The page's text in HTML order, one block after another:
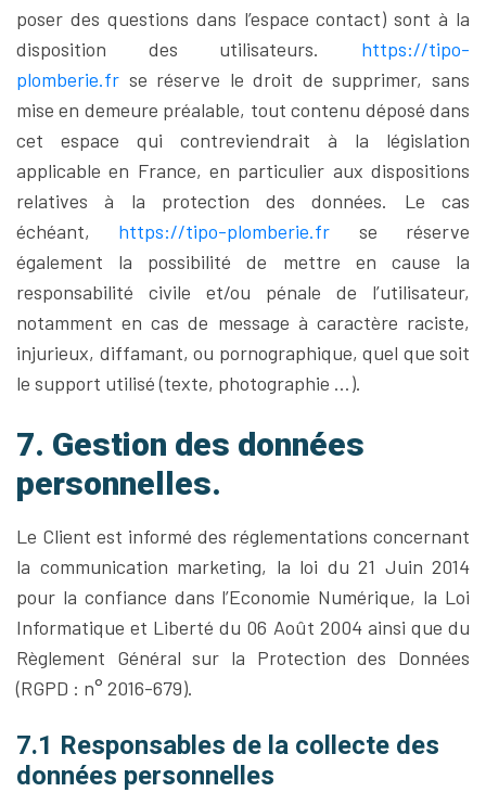
poser des questions dans l’espace contact) sont à la
disposition des utilisateurs.
https://tipo-
plomberie.fr se réserve le droit de supprimer, sans
mise en demeure préalable, tout contenu déposé dans
cet espace qui contreviendrait à la législation
applicable en France, en particulier aux dispositions
relatives à la protection des données. Le cas
échéant,
https://tipo-plomberie.fr
se réserve
également la possibilité de mettre en cause la
responsabilité civile et/ou pénale de l’utilisateur,
notamment en cas de message à caractère raciste,
injurieux, diffamant, ou pornographique, quel que soit
le support utilisé (texte, photographie …).
7. Gestion des données
personnelles.
Le Client est informé des réglementations concernant
la communication marketing, la loi du 21 Juin 2014
pour la confiance dans l’Economie Numérique, la Loi
Informatique et Liberté du 06 Août 2004 ainsi que du
Règlement Général sur la Protection des Données
(RGPD : n° 2016-679).
7.1 Responsables de la collecte des
données personnelles